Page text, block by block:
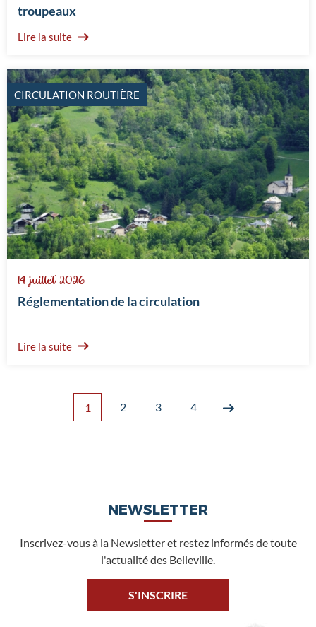
troupeaux
Lire la suite
CIRCULATION ROUTIÈRE
14 juillet 2026
Réglementation de la circulation
Lire la suite
1 2 3 4
NEWSLETTER
Inscrivez-vous à la Newsletter et restez informés de toute
l'actualité des Belleville.
S'INSCRIRE